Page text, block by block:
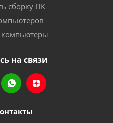
сборку ПК
компьютеры
на связи